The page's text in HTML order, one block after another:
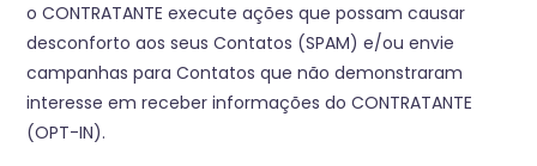
o CONTRATANTE execute ações que possam causar
desconforto aos seus Contatos (SPAM) e/ou envie
campanhas para Contatos que não demonstraram
interesse em receber informações do CONTRATANTE
(OPT-IN).